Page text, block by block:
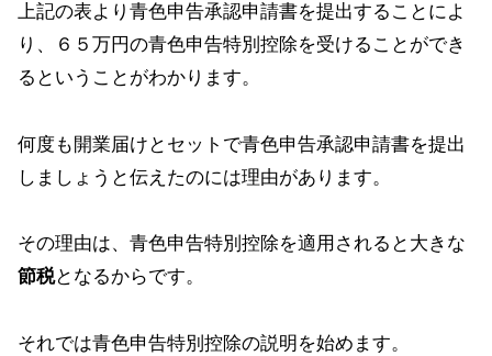
上記の表より青色申告承認申請書を提出することによ
り、６５万円の青色申告特別控除を受けることができ
るということがわかります。
何度も開業届けとセットで青色申告承認申請書を提出
しましょうと伝えたのには理由があります。
その理由は、青色申告特別控除を適用されると大きな
節税となるからです。
それでは青色申告特別控除の説明を始めます。